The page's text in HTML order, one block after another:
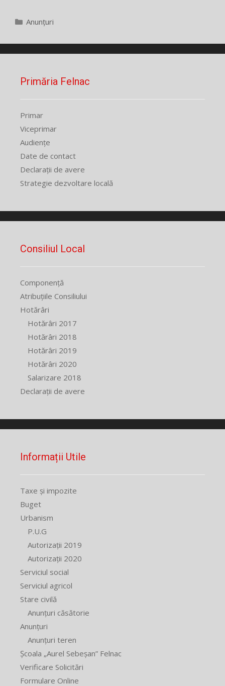
Categorii
Anunțuri
Primăria Felnac
Primar
Viceprimar
Audiențe
Date de contact
Declarații de avere
Strategie dezvoltare locală
Consiliul Local
Componență
Atribuțiile Consiliului
Hotărâri
Hotărâri 2017
Hotărâri 2018
Hotărâri 2019
Hotărâri 2020
Salarizare 2018
Declarații de avere
Informații Utile
Taxe și impozite
Buget
Urbanism
P.U.G
Autorizații 2019
Autorizații 2020
Serviciul social
Serviciul agricol
Stare civilă
Anunțuri căsătorie
Anunțuri
Anunțuri teren
Școala „Aurel Sebeșan” Felnac
Verificare Solicitări
Formulare Online